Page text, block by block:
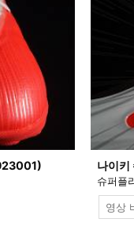
나이
슈퍼플
영상